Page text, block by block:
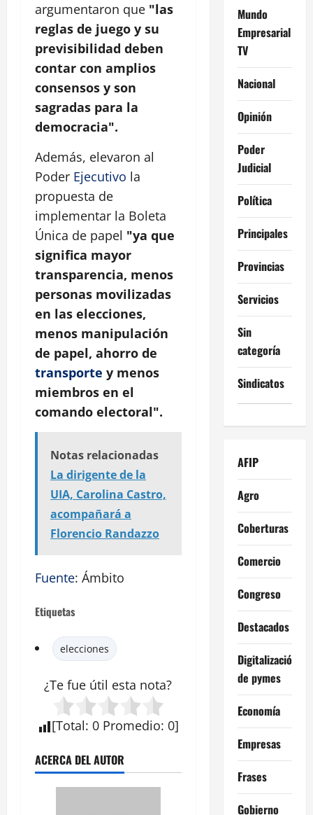
argumentaron que "las
reglas de juego y su
previsibilidad deben
contar con amplios
consensos y son
sagradas para la
democracia".
Además, elevaron al
Poder Ejecutivo la
propuesta de
implementar la Boleta
Única de papel "ya que
significa mayor
transparencia, menos
personas movilizadas
en las elecciones,
menos manipulación
de papel, ahorro de
transporte y menos
miembros en el
comando electoral".
Notas relacionadas
La dirigente de la
UIA, Carolina Castro,
acompañará a
Florencio Randazzo
Fuente: Ámbito
Etiquetas
elecciones
¿Te fue útil esta nota?
[Total: 0 Promedio: 0]
ACERCA DEL AUTOR
Mundo
Empresarial
TV
Nacional
Opinión
Poder
Judicial
Política
Principales
Provincias
Servicios
Sin
categoría
Sindicatos
AFIP
Agro
Coberturas
Comercio
Congreso
Destacados
Digitalización
de pymes
Economía
Empresas
Frases
Gobierno